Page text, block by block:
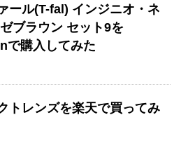
ール(T-fal) インジニオ・ネ
ブラウン セット9を
で購入してみた
トレンズを楽天で買ってみ